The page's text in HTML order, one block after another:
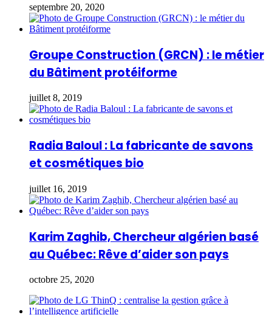
septembre 20, 2020
Groupe Construction (GRCN) : le métier
du Bâtiment protéiforme
juillet 8, 2019
Radia Baloul : La fabricante de savons
et cosmétiques bio
juillet 16, 2019
Karim Zaghib, Chercheur algérien basé
au Québec: Rêve d’aider son pays
octobre 25, 2020